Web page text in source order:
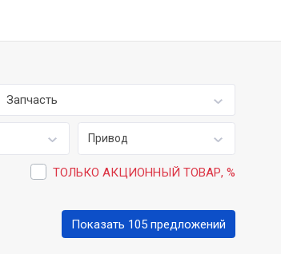
Запчасть
Привод
ТОЛЬКО АКЦИОННЫЙ ТОВАР, %
Показать 105 предложений